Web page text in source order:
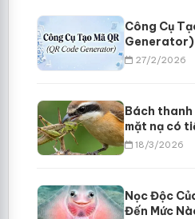
Công Cụ
Generator)
27/2/2026
Bách
mặt nạ có
18/3/2026
Nọc Độc
Đến Mức